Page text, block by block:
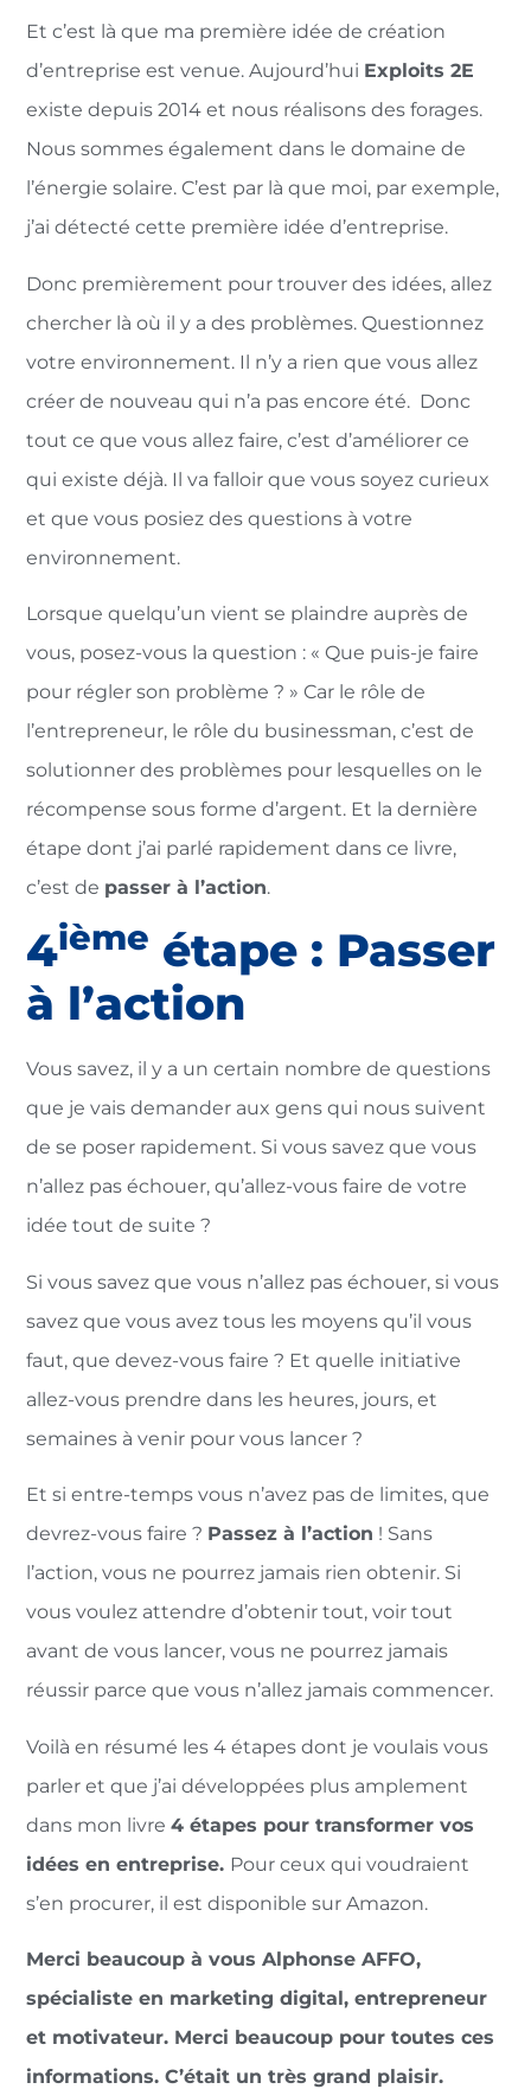
Et c’est là que ma première idée de création
d’entreprise est venue. Aujourd’hui Exploits 2E
existe depuis 2014 et nous réalisons des forages.
Nous sommes également dans le domaine de
l’énergie solaire. C’est par là que moi, par exemple,
j’ai détecté cette première idée d’entreprise.
Donc premièrement pour trouver des idées, allez
chercher là où il y a des problèmes. Questionnez
votre environnement. Il n’y a rien que vous allez
créer de nouveau qui n’a pas encore été. Donc
tout ce que vous allez faire, c’est d’améliorer ce
qui existe déjà. Il va falloir que vous soyez curieux
et que vous posiez des questions à votre
environnement.
Lorsque quelqu’un vient se plaindre auprès de
vous, posez-vous la question : « Que puis-je faire
pour régler son problème ? » Car le rôle de
l’entrepreneur, le rôle du businessman, c’est de
solutionner des problèmes pour lesquelles on le
récompense sous forme d’argent. Et la dernière
étape dont j’ai parlé rapidement dans ce livre,
c’est de passer à l’action.
4ième étape : Passer
à l’action
Vous savez, il y a un certain nombre de questions
que je vais demander aux gens qui nous suivent
de se poser rapidement. Si vous savez que vous
n’allez pas échouer, qu’allez-vous faire de votre
idée tout de suite ?
Si vous savez que vous n’allez pas échouer, si vous
savez que vous avez tous les moyens qu’il vous
faut, que devez-vous faire ? Et quelle initiative
allez-vous prendre dans les heures, jours, et
semaines à venir pour vous lancer ?
Et si entre-temps vous n’avez pas de limites, que
devrez-vous faire ? Passez à l’action ! Sans
l’action, vous ne pourrez jamais rien obtenir. Si
vous voulez attendre d’obtenir tout, voir tout
avant de vous lancer, vous ne pourrez jamais
réussir parce que vous n’allez jamais commencer.
Voilà en résumé les 4 étapes dont je voulais vous
parler et que j’ai développées plus amplement
dans mon livre4 étapes pour transformer vos
idées en entreprise. Pour ceux qui voudraient
s’en procurer, il est disponible sur Amazon.
Merci beaucoup à vous Alphonse AFFO,
spécialiste en marketing digital, entrepreneur
et motivateur. Merci beaucoup pour toutes ces
informations. C’était un très grand plaisir.